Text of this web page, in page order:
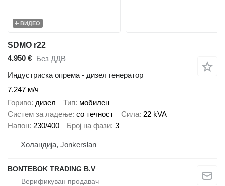
ВИДЕО
SDMO r22
4.950 € Без ДДВ
Индустриска опрема - дизел генератор
7.247 м/ч
Гориво дизел Тип мобилен
Систем за ладење со течност Сила 22 kVA
Напон 230/400 Број на фази 3
Холандија, Jonkerslan
BONTEBOK TRADING B.V